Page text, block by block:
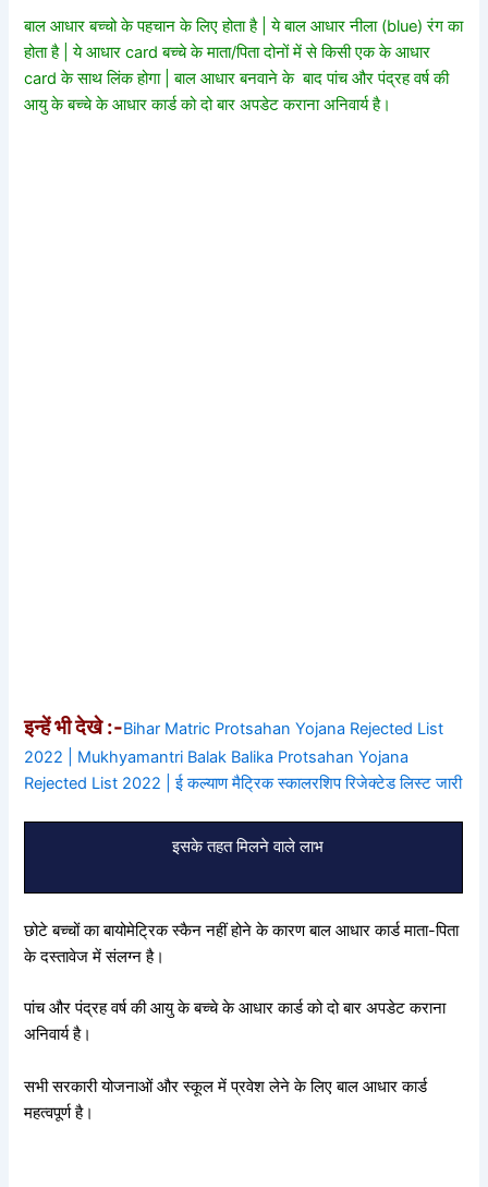
बाल आधार बच्चो के पहचान के लिए होता है | ये बाल आधार नीला (blue) रंग का
होता है | ये आधार card बच्चे के माता/पिता दोनों में से किसी एक के आधार
card के साथ लिंक होगा | बाल आधार बनवाने के बाद पांच और पंद्रह वर्ष की
आयु के बच्चे के आधार कार्ड को दो बार अपडेट कराना अनिवार्य है।
इन्हें भी देखे :-Bihar Matric Protsahan Yojana Rejected List
2022 | Mukhyamantri Balak Balika Protsahan Yojana
Rejected List 2022 | ई कल्याण मैट्रिक स्कालरशिप रिजेक्टेड लिस्ट जारी
इसके तहत मिलने वाले लाभ
छोटे बच्चों का बायोमेट्रिक स्कैन नहीं होने के कारण बाल आधार कार्ड माता-पिता
के दस्तावेज में संलग्न है।
पांच और पंद्रह वर्ष की आयु के बच्चे के आधार कार्ड को दो बार अपडेट कराना
अनिवार्य है।
सभी सरकारी योजनाओं और स्कूल में प्रवेश लेने के लिए बाल आधार कार्ड
महत्वपूर्ण है।